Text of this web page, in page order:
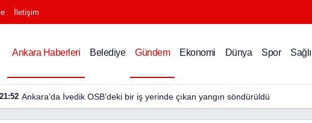
İletişim
Ankara Haberleri Belediye Gündem Ekonomi Dünya Spor
21:52 Ankara’da İvedik OSB’deki bir iş yerinde çıkan yangın söndürüldü
Otomobil Sürücüsü Arasında Kavga: Tekme Anları Kamerada